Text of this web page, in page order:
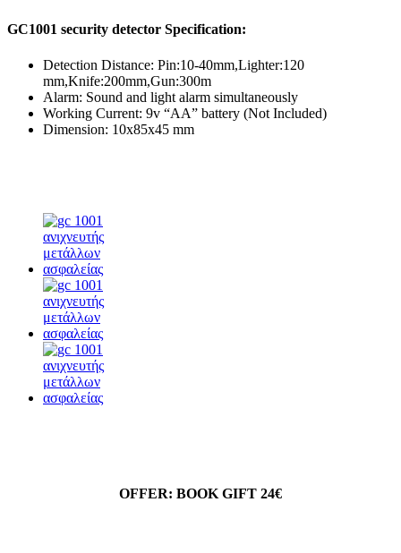
GC1001 security detector Specification:
Detection Distance: Pin:10-40mm,Lighter:120
mm,Knife:200mm,Gun:300m
Alarm: Sound and light alarm simultaneously
Working Current: 9v “AA” battery (Not Included)
Dimension: 10x85x45 mm
OFFER: BOOK GIFT 24€